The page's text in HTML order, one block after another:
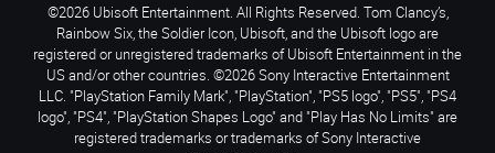
©2026 Ubisoft Entertainment. All Rights Reserved. Tom Clancy’s,
Rainbow Six, the Soldier Icon, Ubisoft, and the Ubisoft logo are
registered or unregistered trademarks of Ubisoft Entertainment in the
US and/or other countries. ©2026 Sony Interactive Entertainment
LLC. "PlayStation Family Mark", "PlayStation", "PS5 logo", "PS5", "PS4
logo", "PS4", "PlayStation Shapes Logo" and "Play Has No Limits" are
registered trademarks or trademarks of Sony Interactive